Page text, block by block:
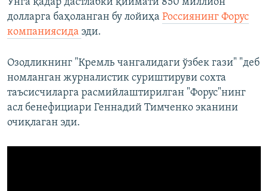
Унга қадар дастлабки қиймати 850 миллион
долларга баҳоланган бу лойиҳа Россиянинг Форус
компаниясида эди.
Озодликнинг "Кремль чангалидаги ўзбек гази" "деб
номланган журналистик суриштируви сохта
таъсисчиларга расмийлаштирилган "Форус"нинг
асл бенефициари Геннадий Тимченко эканини
очиқлаган эди.